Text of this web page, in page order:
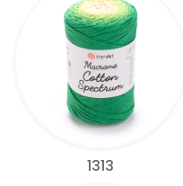
1313